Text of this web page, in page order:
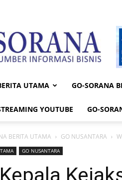
Sorana
UTAMA GO-SORANA
YOUTUBE GO-
BERITA UTAMA GO NUSANTARA
GO NUSANTARA